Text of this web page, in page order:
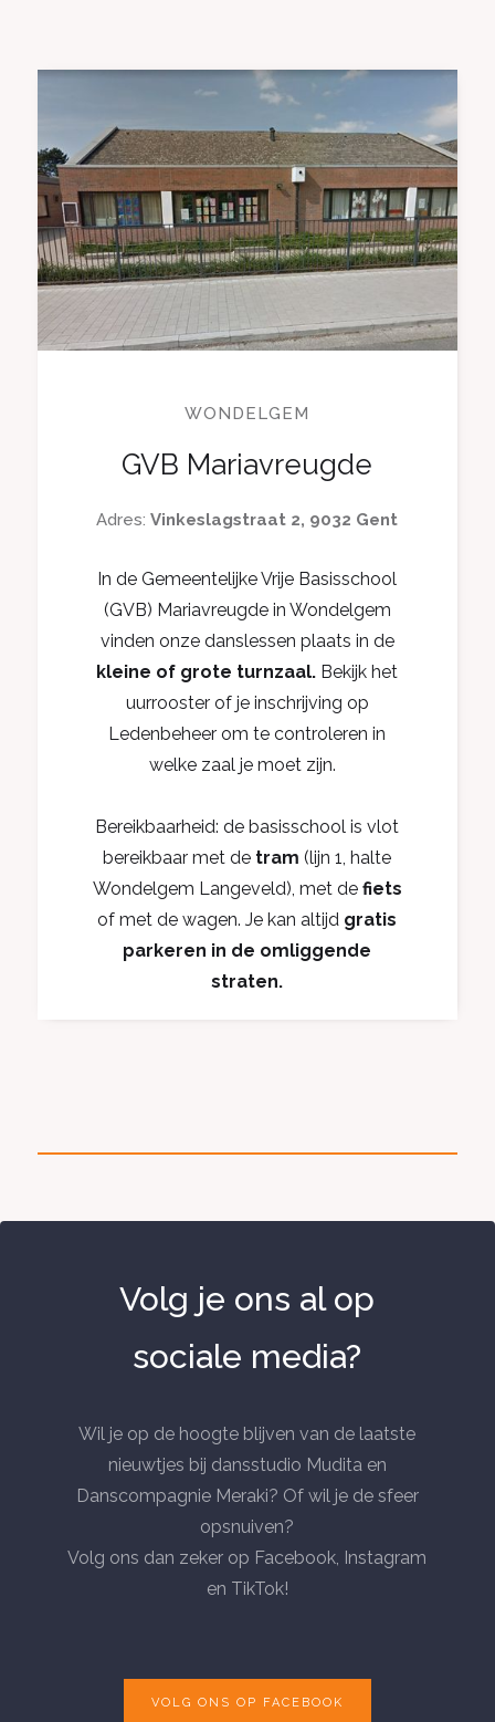
WONDELGEM
GVB Mariavreugde
Adres:Vinkeslagstraat 2, 9032 Gent
In de Gemeentelijke Vrije Basisschool
(GVB) Mariavreugde in Wondelgem
vinden onze danslessen plaats in de
kleine of grote turnzaal. Bekijk het
uurrooster of je inschrijving op
Ledenbeheer om te controleren in
welke zaal je moet zijn.
Bereikbaarheid: de basisschool is vlot
bereikbaar met de tram(lijn 1, halte
Wondelgem Langeveld), met defiets
of met de wagen. Je kan altijd gratis
parkeren in de omliggende
straten.
Volg je ons al op
sociale media?
Wil je op de hoogte blijven van de laatste
nieuwtjes bij dansstudio Mudita en
Danscompagnie Meraki? Of wil je de sfeer
opsnuiven?
Volg ons dan zeker op Facebook, Instagram
en TikTok!
VOLG ONS OP FACEBOOK